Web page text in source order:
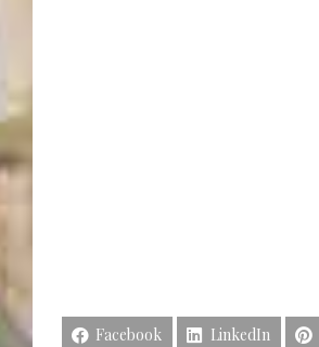
Facebook LinkedIn